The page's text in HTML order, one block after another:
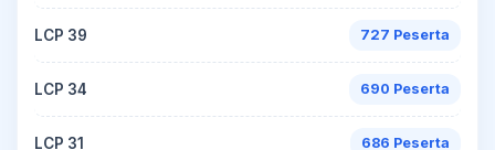
LCP 39 727 Peserta
LCP 34 690 Peserta
LCP 31 686 Peserta